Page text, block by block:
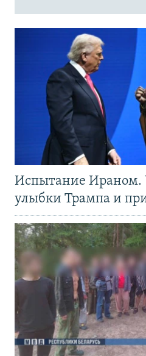
Испытание Ираном.
улыбки Трампа и